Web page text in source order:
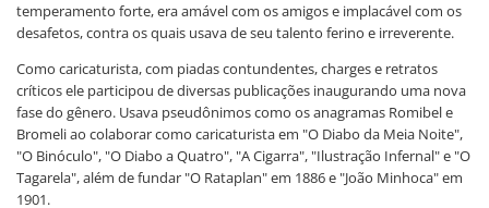
temperamento forte, era amável com os amigos e implacável com os
desafetos, contra os quais usava de seu talento ferino e irreverente.
Como caricaturista, com piadas contundentes, charges e retratos
críticos ele participou de diversas publicações inaugurando uma nova
fase do gênero. Usava pseudônimos como os anagramas Romibel e
Bromeli ao colaborar como caricaturista em "O Diabo da Meia Noite",
"O Binóculo", "O Diabo a Quatro", "A Cigarra", "Ilustração Infernal" e "O
Tagarela", além de fundar "O Rataplan" em 1886 e "João Minhoca" em
1901.